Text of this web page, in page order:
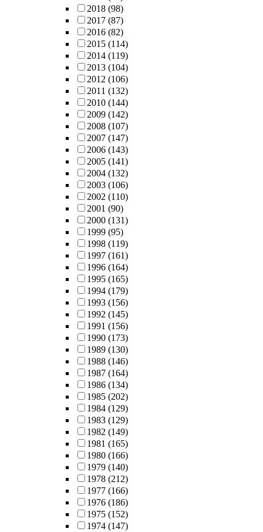
2018 (98)
2017 (87)
2016 (82)
2015 (114)
2014 (119)
2013 (104)
2012 (106)
2011 (132)
2010 (144)
2009 (142)
2008 (107)
2007 (147)
2006 (143)
2005 (141)
2004 (132)
2003 (106)
2002 (110)
2001 (90)
2000 (131)
1999 (95)
1998 (119)
1997 (161)
1996 (164)
1995 (165)
1994 (179)
1993 (156)
1992 (145)
1991 (156)
1990 (173)
1989 (130)
1988 (146)
1987 (164)
1986 (134)
1985 (202)
1984 (129)
1983 (129)
1982 (149)
1981 (165)
1980 (166)
1979 (140)
1978 (212)
1977 (166)
1976 (186)
1975 (152)
1974 (147)